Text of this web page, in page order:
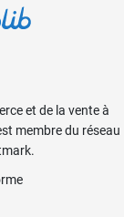
et de la vente à
membre du réseau